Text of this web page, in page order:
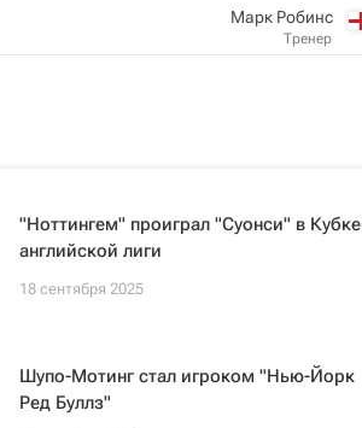
Марк Робинс
Тренер
"Ноттингем" проиграл "Суонси" в Кубке
английской лиги
18 сентября 2025
Шупо-Мотинг стал игроком "Нью-Йорк
Ред Буллз"